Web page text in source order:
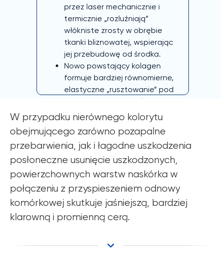
przez laser mechanicznie i
termicznie „rozluźniają”
włókniste zrosty w obrębie
tkanki bliznowatej, wspierając
jej przebudowę od środka.
Nowo powstający kolagen
formuje bardziej równomierne,
elastyczne „rusztowanie” pod
naskórkiem, co przekłada się na
gładszą, bardziej jednolitą
strukturę skóry.
W przypadku nierównego kolorytu
obejmującego zarówno pozapalne
przebarwienia, jak i łagodne uszkodzenia
posłoneczne usunięcie uszkodzonych,
powierzchownych warstw naskórka w
połączeniu z przyspieszeniem odnowy
komórkowej skutkuje jaśniejszą, bardziej
klarowną i promienną cerą.